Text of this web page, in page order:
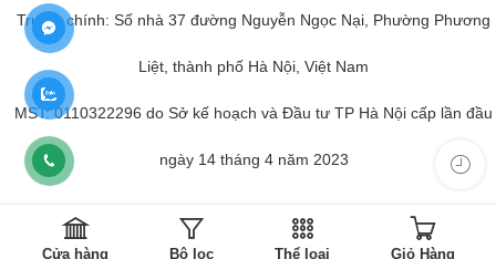
Trụ sở chính: Số nhà 37 đường Nguyễn Ngọc Nại, Phường Phương
Liệt, thành phố Hà Nội, Việt Nam
MST: 0110322296 do Sở kế hoạch và Đầu tư TP Hà Nội cấp lần đầu
ngày 14 tháng 4 năm 2023
Cửa hàng Bộ lọc Thể loại Giỏ Hàng